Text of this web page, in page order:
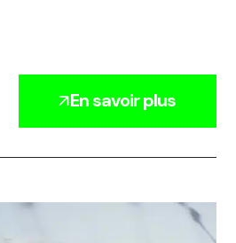
En savoir plus